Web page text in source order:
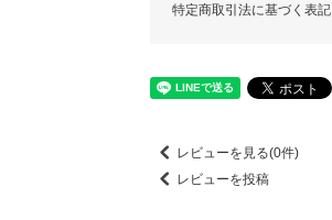
特定商取引法に基づく表記
レビューを見る(0件)
レビューを投稿